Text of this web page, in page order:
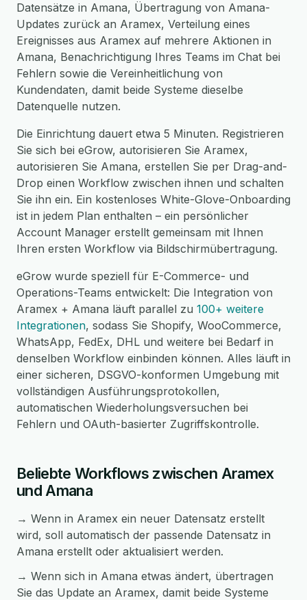
Datensätze in Amana, Übertragung von Amana-
Updates zurück an Aramex, Verteilung eines
Ereignisses aus Aramex auf mehrere Aktionen in
Amana, Benachrichtigung Ihres Teams im Chat bei
Fehlern sowie die Vereinheitlichung von
Kundendaten, damit beide Systeme dieselbe
Datenquelle nutzen.
Die Einrichtung dauert etwa 5 Minuten. Registrieren
Sie sich bei eGrow, autorisieren Sie Aramex,
autorisieren Sie Amana, erstellen Sie per Drag-and-
Drop einen Workflow zwischen ihnen und schalten
Sie ihn ein. Ein kostenloses White-Glove-Onboarding
ist in jedem Plan enthalten – ein persönlicher
Account Manager erstellt gemeinsam mit Ihnen
Ihren ersten Workflow via Bildschirmübertragung.
eGrow wurde speziell für E-Commerce- und
Operations-Teams entwickelt: Die Integration von
Aramex + Amana läuft parallel zu 100+ weitere
Integrationen, sodass Sie Shopify, WooCommerce,
WhatsApp, FedEx, DHL und weitere bei Bedarf in
denselben Workflow einbinden können. Alles läuft in
einer sicheren, DSGVO-konformen Umgebung mit
vollständigen Ausführungsprotokollen,
automatischen Wiederholungsversuchen bei
Fehlern und OAuth-basierter Zugriffskontrolle.
Beliebte Workflows zwischen Aramex
und Amana
→ Wenn in Aramex ein neuer Datensatz erstellt
wird, soll automatisch der passende Datensatz in
Amana erstellt oder aktualisiert werden.
→ Wenn sich in Amana etwas ändert, übertragen
Sie das Update an Aramex, damit beide Systeme